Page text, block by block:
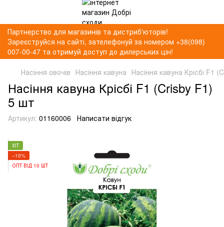
Партнерство для магазинів та дистриб'юторів!
Зареєструйся на сайті, зателефонуй за номером +38(098)
007-00-47 та отримуй доступ до дилерських цін!
Насіння овочів Насіння кавуна Насіння кавуна Крісбі F1
Насіння кавуна Крісбі F1 (Crisby F1)
5 шт
Артикул: 01160006 Написати відгук
ХІТ
−10%
ОПТ ВІД 10 ШТ